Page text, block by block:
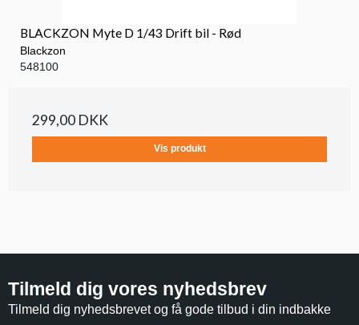
BLACKZON Myte D 1/43 Drift bil - Rød
Blackzon
548100
299,00 DKK
Vis produkt
Tilmeld dig vores nyhedsbrev
Tilmeld dig nyhedsbrevet og få gode tilbud i din indbakke